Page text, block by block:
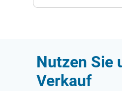
Nutzen Sie
Verkauf